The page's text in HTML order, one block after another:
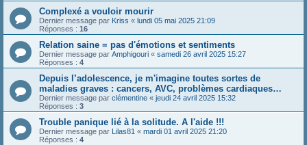
Complexé a vouloir mourir
Dernier message par Kriss « lundi 05 mai 2025 21:09
Réponses : 16
Relation saine = pas d'émotions et sentiments
Dernier message par Amphigouri « samedi 26 avril 2025 15:27
Réponses : 4
Depuis l’adolescence, je m'imagine toutes sortes de
maladies graves : cancers, AVC, problèmes cardiaques…
Dernier message par clémentine « jeudi 24 avril 2025 15:32
Réponses : 3
Trouble panique lié à la solitude. A l'aide !!!
Dernier message par Lilas81 « mardi 01 avril 2025 21:20
Réponses : 4